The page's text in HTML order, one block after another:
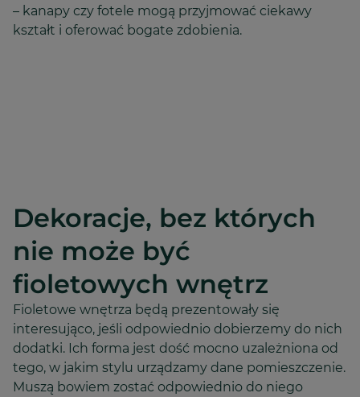
– kanapy czy fotele mogą przyjmować ciekawy
kształt i oferować bogate zdobienia.
Dekoracje, bez których
nie może być
fioletowych wnętrz
Fioletowe wnętrza będą prezentowały się
interesująco, jeśli odpowiednio dobierzemy do nich
dodatki. Ich forma jest dość mocno uzależniona od
tego, w jakim stylu urządzamy dane pomieszczenie.
Muszą bowiem zostać odpowiednio do niego